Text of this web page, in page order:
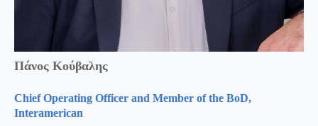
Πάνος Κούβαλης
Chief Operating Officer and Member of the BoD,
Interamerican